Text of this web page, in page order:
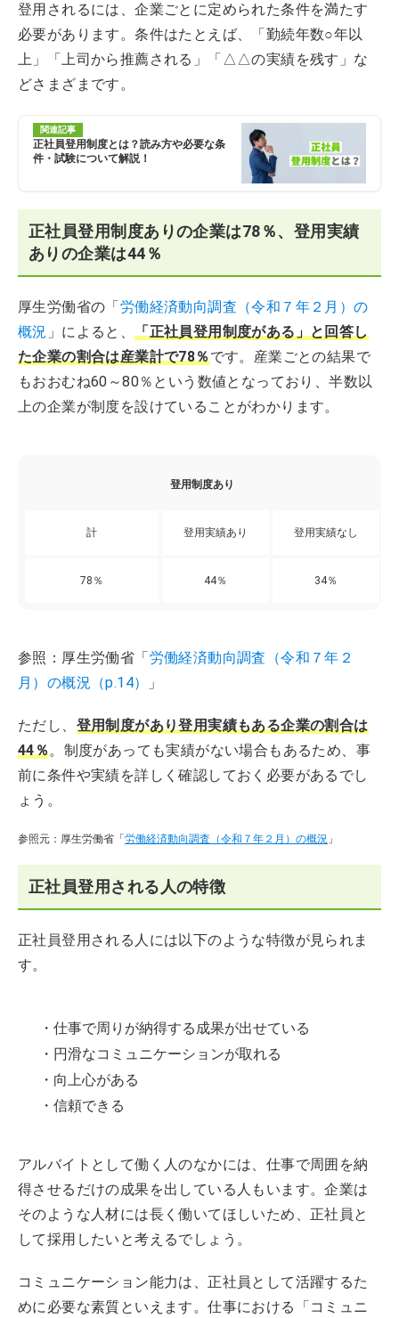
登用されるには、企業ごとに定められた条件を満たす
必要があります。条件はたとえば、「勤続年数○年以
上」「上司から推薦される」「△△の実績を残す」な
どさまざまです。
関連記事
正社員登用制度とは？読み方や必要な条
件・試験について解説！
正社員登用制度ありの企業は78％、登用実績
ありの企業は44％
厚生労働省の「労働経済動向調査（令和７年２月）の
概況 」によると、「正社員登用制度がある」と回答し
た企業の割合は産業計で78％です。産業ごとの結果で
もおおむね60～80％という数値となっており、半数以
上の企業が制度を設けていることがわかります。
登用制度あり
計 登用実績あり 登用実績なし
78％ 44％ 34％
参照：厚生労働省「労働経済動向調査（令和７年２
月）の概況（p.14）
」
ただし、 登用制度があり登用実績もある企業の割合は
44％。制度があっても実績がない場合もあるため、事
前に条件や実績を詳しく確認しておく必要があるでし
ょう。
参照元：厚生労働省「 労働経済動向調査（令和７年２月）の概況 」
正社員登用される人の特徴
正社員登用される人には以下のような特徴が見られま
す。
・仕事で周りが納得する成果が出せている
・円滑なコミュニケーションが取れる
・向上心がある
・信頼できる
アルバイトとして働く人のなかには、仕事で周囲を納
得させるだけの成果を出している人もいます。企業は
そのような人材には長く働いてほしいため、正社員と
して採用したいと考えるでしょう。
コミュニケーション能力は、正社員として活躍するた
めに必要な素質といえます。仕事における「コミュニ